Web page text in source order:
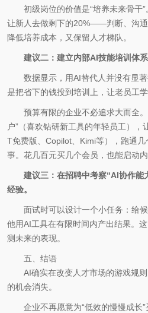
初级岗位的价值是“培养未来骨干
让新人去做剩下的20%——判断、沟
降低培养成本，又保留人才梯队。
建议二：建立内部AI技能培训体系
数据显示，用AI替代人并没有显
是把省下的钱投到培训上，让老员工学
预算有限的企业不必追求大而全
户”（喜欢钻研新工具的年轻员工）
T免费版、Copilot、Kimi等），跑通
事。花几百元买几个会员，也能启动内
建议三：在招聘中考察“AI协作能
经验。
面试时可以设计一个小任务：给
他用AI工具在有限时间内产出结果。
测未来的表现。
五、结语
AI确实在改变人才市场的游戏规
的机会消失。
企业不再愿意为“低效的慢慢成长